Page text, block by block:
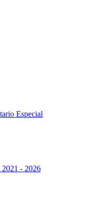
Especial
2021 - 2026